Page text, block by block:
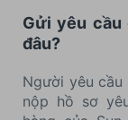
Gửi yêu cầu
đâu?
Người yêu
nộp hồ sơ